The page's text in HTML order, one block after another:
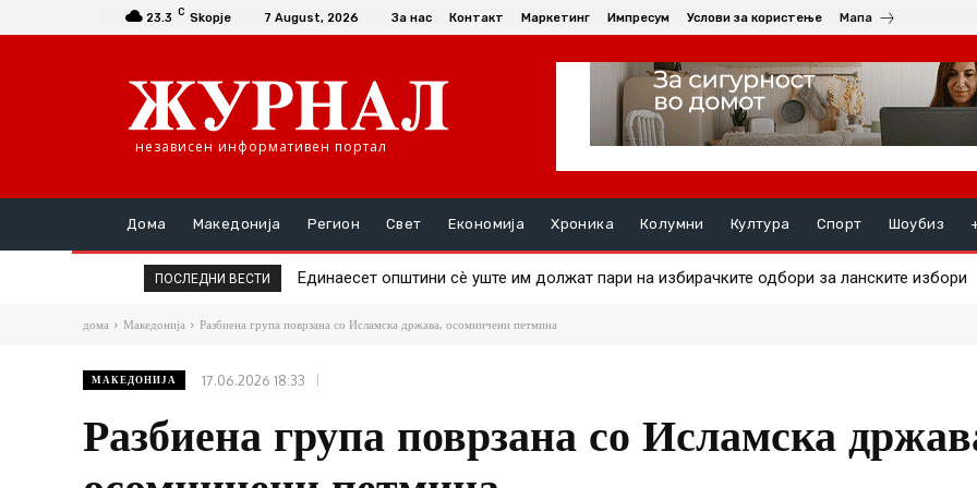
23.3 C Skopje 7 August, 2026 За нас Контакт Маркетинг Импресум Услови за користење Мапа
независен информативен портал
Дома Македонија Регион Свет Економија Хроника Колумни Култура Спорт Шоубиз
ПОСЛЕДНИ ВЕСТИ Единаесет општини сè уште им должат пари на избирачките одбори за ланските избори
Повторно скок на цената на златото
дома Македонија Разбиена група поврзана со Исламска држава, осомничени петмина
МАКЕДОНИЈА 17.06.2026 18:33
Разбиена група поврзана со Исламска